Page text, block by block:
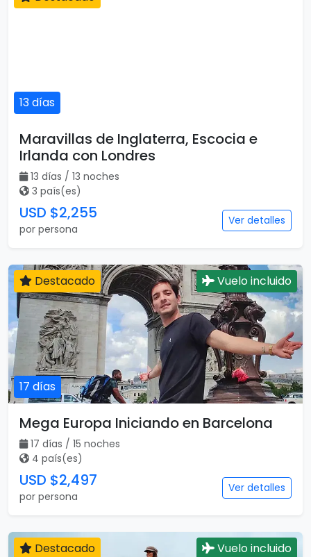
13 días
Maravillas de Inglaterra, Escocia e
Irlanda con Londres
13 días / 13 noches
3 país(es)
USD $2,255
por persona
Ver detalles
17 días
Destacado Vuelo incluido
Mega Europa Iniciando en Barcelona
17 días / 15 noches
4 país(es)
USD $2,497
por persona
Ver detalles
Destacado Vuelo incluido